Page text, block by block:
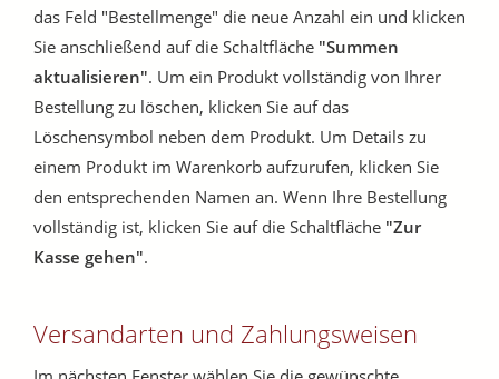
das Feld "Bestellmenge" die neue Anzahl ein und klicken
Sie anschließend auf die Schaltfläche "Summen
aktualisieren". Um ein Produkt vollständig von Ihrer
Bestellung zu löschen, klicken Sie auf das
Löschensymbol neben dem Produkt. Um Details zu
einem Produkt im Warenkorb aufzurufen, klicken Sie
den entsprechenden Namen an. Wenn Ihre Bestellung
vollständig ist, klicken Sie auf die Schaltfläche "Zur
Kasse gehen".
Versandarten und Zahlungsweisen